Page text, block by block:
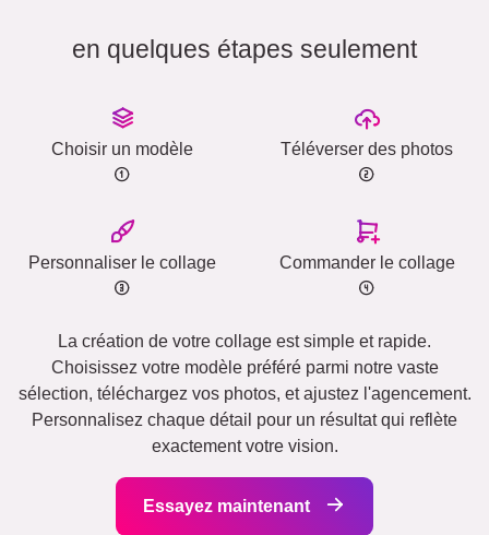
en quelques étapes seulement
Choisir un modèle Téléverser des photos
Personnaliser le collage Commander le collage
La création de votre collage est simple et rapide.
Choisissez votre modèle préféré parmi notre vaste
sélection, téléchargez vos photos, et ajustez l'agencement.
Personnalisez chaque détail pour un résultat qui reflète
exactement votre vision.
Essayez maintenant